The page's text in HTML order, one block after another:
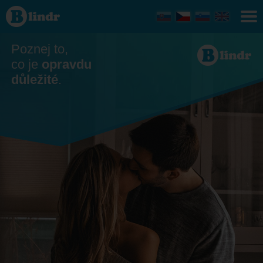
Seznamka -
Ona hledá
jeho
Poznej to,
co je opravdu
důležité.